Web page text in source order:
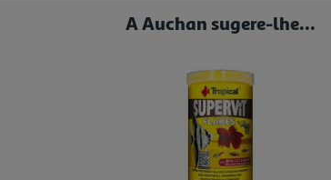
A Auchan sugere-lhe...